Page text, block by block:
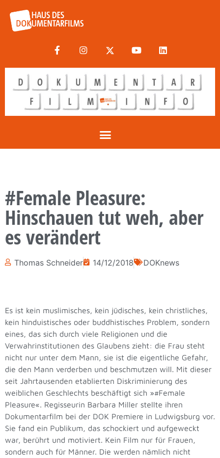
#Female Pleasure:
Hinschauen tut weh, aber
es verändert
Thomas Schneider 14/12/2018 DOKnews
Es ist kein muslimisches, kein jüdisches, kein christliches,
kein hinduistisches oder buddhistisches Problem, sondern
eines, das sich durch viele Religionen und die
Verwahrinstitutionen des Glaubens zieht: die Frau steht
nicht nur unter dem Mann, sie ist die eigentliche Gefahr,
die den Mann verderben und beschmutzen will. Mit dieser
seit Jahrtausenden etablierten Diskriminierung des
weiblichen Geschlechts beschäftigt sich »#Female
Pleasure«. Regisseurin Barbara Miller stellte ihren
Dokumentarfilm bei der DOK Premiere in Ludwigsburg vor.
Sie fand ein Publikum, das schockiert und aufgeweckt
war, berührt und motiviert. Kein Film nur für Frauen,
sondern auch für Männer. Die werden nämlich nicht